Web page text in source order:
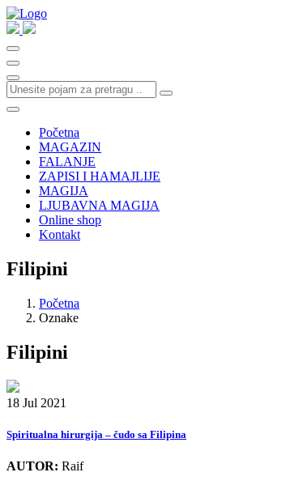
Početna
MAGAZIN
FALANJE
ZAPISI I HAMAJLIJE
MAGIJA
LJUBAVNA MAGIJA
Online shop
Kontakt
Filipini
Početna
Oznake
Filipini
18 Jul 2021
Spiritualna hirurgija – čudo sa Filipina
AUTOR: Raif